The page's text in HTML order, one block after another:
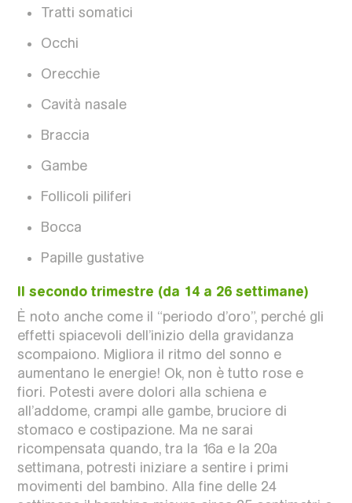
Tratti somatici
Occhi
Orecchie
Cavità nasale
Braccia
Gambe
Follicoli piliferi
Bocca
Papille gustative
Il secondo trimestre (da 14 a 26 settimane)
È noto anche come il “periodo d’oro”, perché gli
effetti spiacevoli dell’inizio della gravidanza
scompaiono. Migliora il ritmo del sonno e
aumentano le energie! Ok, non è tutto rose e
fiori. Potesti avere dolori alla schiena e
all’addome, crampi alle gambe, bruciore di
stomaco e costipazione. Ma ne sarai
ricompensata quando, tra la 16a e la 20a
settimana, potresti iniziare a sentire i primi
movimenti del bambino. Alla fine delle 24